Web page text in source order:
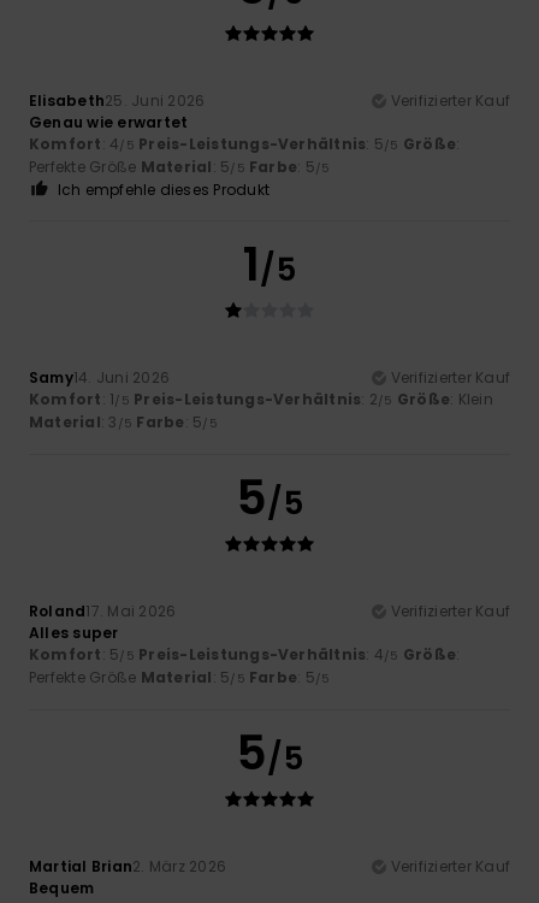
Elisabeth25. Juni 2026
Verifizierter Kauf
Genau wie erwartet
Komfort: 4/5 Preis-Leistungs-Verhältnis: 5/5 Größe:
Perfekte Größe Material: 5/5 Farbe: 5/5
Ich empfehle dieses Produkt
1/5
Samy14. Juni 2026
Verifizierter Kauf
Komfort: 1/5 Preis-Leistungs-Verhältnis: 2/5 Größe: Klein
Material: 3 /5 Farbe: 5/5
5/5
Roland17. Mai 2026
Verifizierter Kauf
Alles super
Komfort: 5/5 Preis-Leistungs-Verhältnis: 4/5 Größe:
Perfekte Größe Material: 5/5 Farbe: 5/5
5/5
Martial Brian2. März 2026
Verifizierter Kauf
Bequem